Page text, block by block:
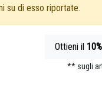
su di esso riportate.
Ottieni il 10%
** sugli